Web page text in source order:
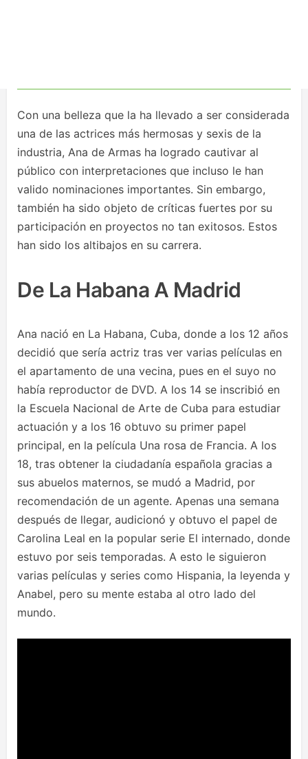
Con una belleza que la ha llevado a ser considerada
una de las actrices más hermosas y sexis de la
industria, Ana de Armas ha logrado cautivar al
público con interpretaciones que incluso le han
valido nominaciones importantes. Sin embargo,
también ha sido objeto de críticas fuertes por su
participación en proyectos no tan exitosos. Estos
han sido los altibajos en su carrera.
De La Habana A Madrid
Ana nació en La Habana, Cuba, donde a los 12 años
decidió que sería actriz tras ver varias películas en
el apartamento de una vecina, pues en el suyo no
había reproductor de DVD. A los 14 se inscribió en
la Escuela Nacional de Arte de Cuba para estudiar
actuación y a los 16 obtuvo su primer papel
principal, en la película Una rosa de Francia. A los
18, tras obtener la ciudadanía española gracias a
sus abuelos maternos, se mudó a Madrid, por
recomendación de un agente. Apenas una semana
después de llegar, audicionó y obtuvo el papel de
Carolina Leal en la popular serie El internado, donde
estuvo por seis temporadas. A esto le siguieron
varias películas y series como Hispania, la leyenda y
Anabel, pero su mente estaba al otro lado del
mundo.